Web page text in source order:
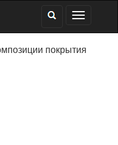
покрытия